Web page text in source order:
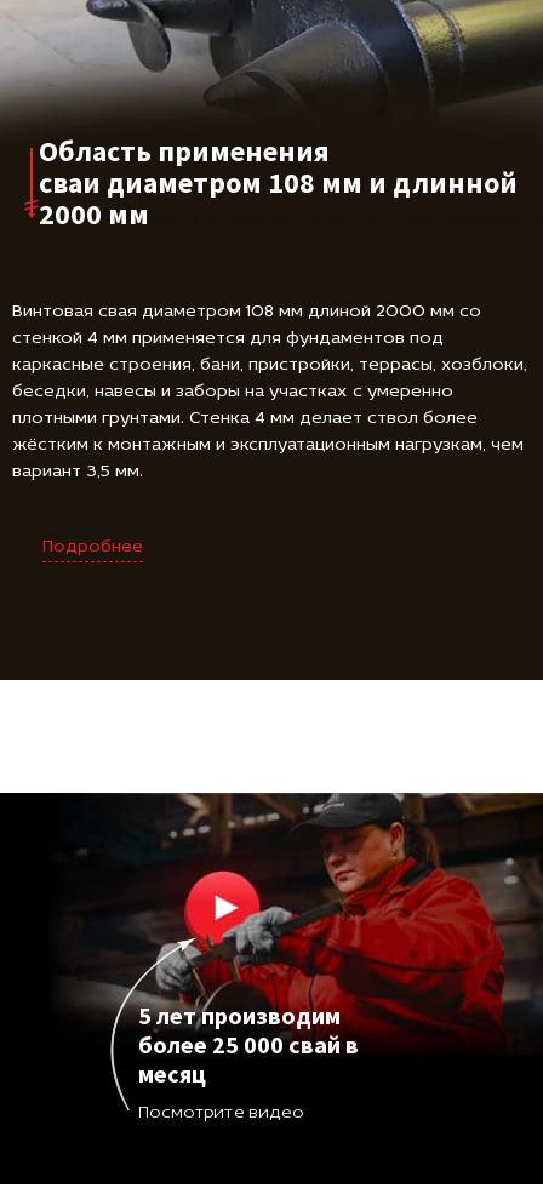
Область применения
сваи диаметром 108 мм и длинной
2000 мм
Винтовая свая диаметром 108 мм длиной 2000 мм со
стенкой 4 мм применяется для фундаментов под
каркасные строения, бани, пристройки, террасы, хозблоки,
беседки, навесы и заборы на участках с умеренно
плотными грунтами. Стенка 4 мм делает ствол более
жёстким к монтажным и эксплуатационным нагрузкам, чем
вариант 3,5 мм.
Подробнее
5 лет производим
более 25 000 свай в
месяц
Посмотрите видео